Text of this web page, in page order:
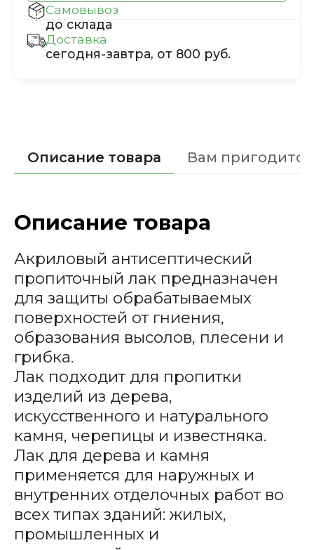
Самовывоз
до склада
Доставка
сегодня-завтра, от 800 руб.
Описание товара Вам пригодится
Описание товара
Акриловый антисептический
пропиточный лак предназначен
для защиты обрабатываемых
поверхностей от гниения,
образования высолов, плесени и
грибка.
Лак подходит для пропитки
изделий из дерева,
искусственного и натурального
камня, черепицы и известняка.
Лак для дерева и камня
применяется для наружных и
внутренних отделочных работ во
всех типах зданий: жилых,
промышленных и